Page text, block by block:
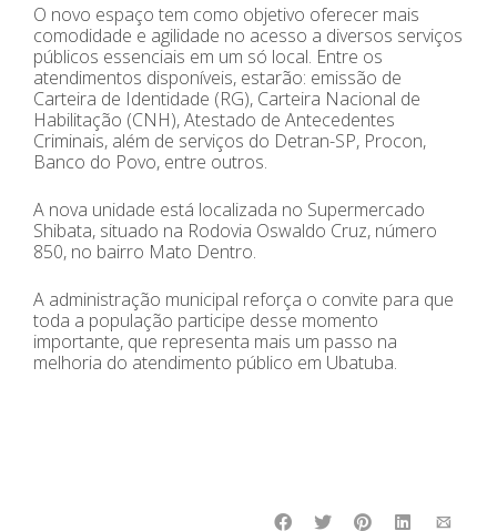
O novo espaço tem como objetivo oferecer mais
comodidade e agilidade no acesso a diversos serviços
públicos essenciais em um só local. Entre os
atendimentos disponíveis, estarão: emissão de
Carteira de Identidade (RG), Carteira Nacional de
Habilitação (CNH), Atestado de Antecedentes
Criminais, além de serviços do Detran-SP, Procon,
Banco do Povo, entre outros.
A nova unidade está localizada no Supermercado
Shibata, situado na Rodovia Oswaldo Cruz, número
850, no bairro Mato Dentro.
A administração municipal reforça o convite para que
toda a população participe desse momento
importante, que representa mais um passo na
melhoria do atendimento público em Ubatuba.